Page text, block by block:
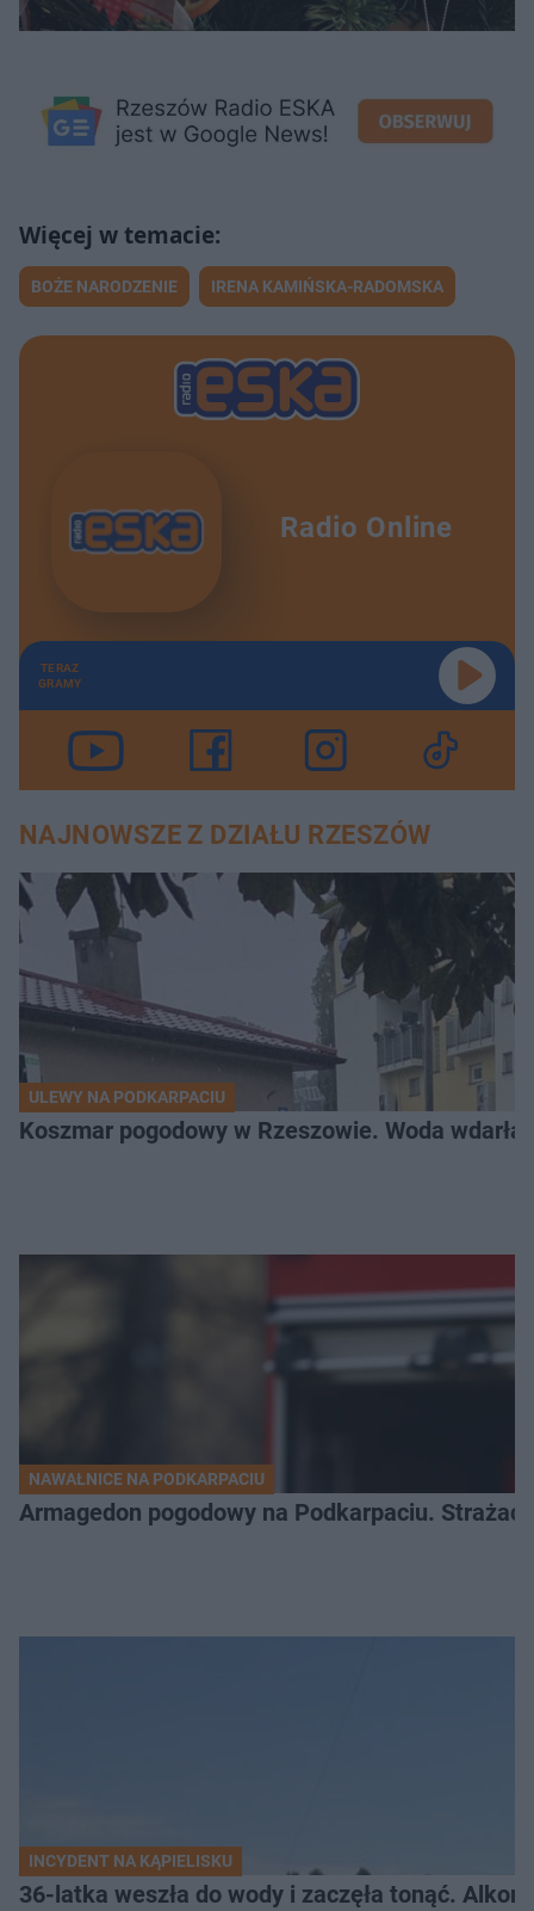
BOŻE NARODZENIE IRENA KAMIŃSKA-RADOMSKA
Radio Online
TERAZ
GRAMY
NAJNOWSZE Z DZIAŁU RZESZÓW
ULEWY NA PODKARPACIU
Koszmar pogodowy w Rzeszowie. Woda
NAWAŁNICE NA PODKARPACIU
Armagedon pogodowy na Podkarpaciu.
INCYDENT NA KĄPIELISKU
36-latka weszła do wody i zaczęła tonąć.